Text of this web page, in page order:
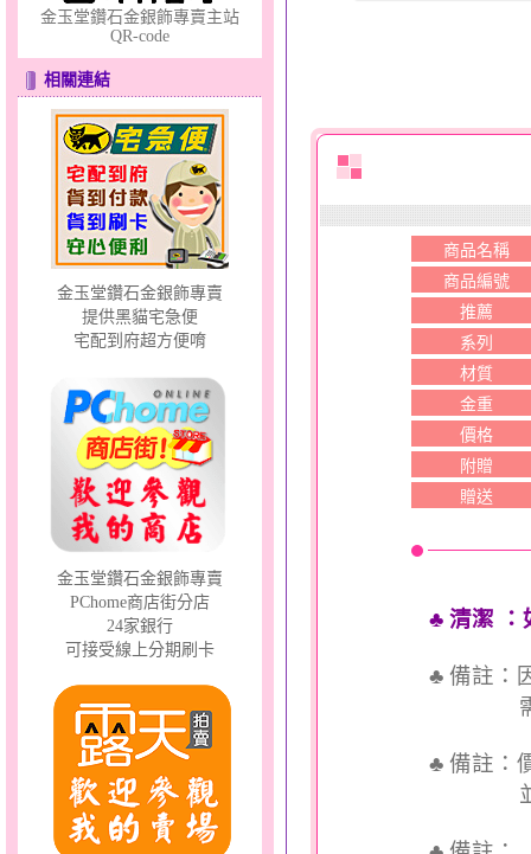
愛情邱比特～金銀鋼套鍊
金玉堂鑽石金銀飾專賣主站
QR-code
相關連結
金玉堂鑽石金銀飾專賣
提供黑貓宅急便
宅配到府超方便唷
金玉堂鑽石金銀飾專賣
PChome商店街分店
24家銀行
可接受線上分期刷卡
商品名稱
商品編號
推薦
系列
材質
金重
價格
附贈
贈送
♣ 清潔 ：
♣ 備註：
需依實
♣ 備註：
並交付